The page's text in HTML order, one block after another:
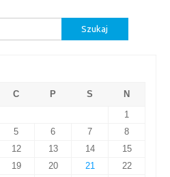
C P S
N
1
5 6 7
8
12 13 14
15
19 20 21
22